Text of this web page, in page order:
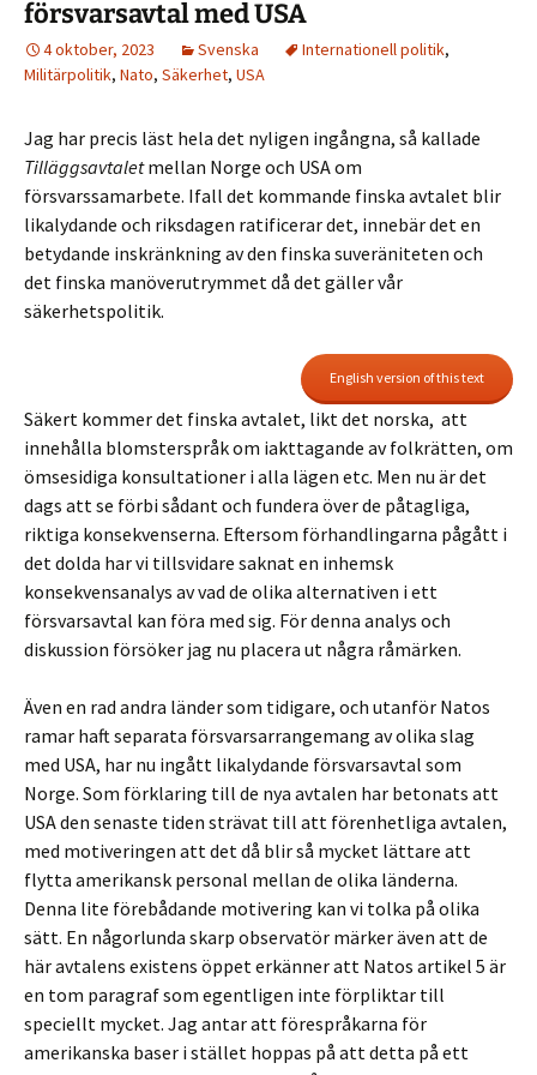
försvarsavtal med USA
4 oktober, 2023 Svenska Internationell politik,
Militärpolitik, Nato, Säkerhet, USA
Jag har precis läst hela det nyligen ingångna, så kallade
Tilläggsavtaletmellan Norge och USA om
försvarssamarbete. Ifall det kommande finska avtalet blir
likalydande och riksdagen ratificerar det, innebär det en
betydande inskränkning av den finska suveräniteten och
det finska manöverutrymmet då det gäller vår
säkerhetspolitik.
English version of this text
Säkert kommer det finska avtalet, likt det norska, att
innehålla blomsterspråk om iakttagande av folkrätten, om
ömsesidiga konsultationer i alla lägen etc. Men nu är det
dags att se förbi sådant och fundera över de påtagliga,
riktiga konsekvenserna. Eftersom förhandlingarna pågått i
det dolda har vi tillsvidare saknat en inhemsk
konsekvensanalys av vad de olika alternativen i ett
försvarsavtal kan föra med sig. För denna analys och
diskussion försöker jag nu placera ut några råmärken.
Även en rad andra länder som tidigare, och utanför Natos
ramar haft separata försvarsarrangemang av olika slag
med USA, har nu ingått likalydande försvarsavtal som
Norge. Som förklaring till de nya avtalen har betonats att
USA den senaste tiden strävat till att förenhetliga avtalen,
med motiveringen att det då blir så mycket lättare att
flytta amerikansk personal mellan de olika länderna.
Denna lite förebådande motivering kan vi tolka på olika
sätt. En någorlunda skarp observatör märker även att de
här avtalens existens öppet erkänner att Natos artikel 5 är
en tom paragraf som egentligen inte förpliktar till
speciellt mycket. Jag antar att förespråkarna för
amerikanska baser i stället hoppas på att detta på ett